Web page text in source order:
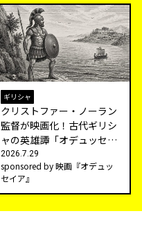
ギリシャ
クリストファー・ノーラン
監督が映画化！古代ギリシ
ャの英雄譚「オデュッセイ
ア」はどんな物語？
2026.7.29
sponsored by 映画『オデュッ
セイア』